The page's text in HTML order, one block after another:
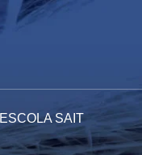
ESCOLA SAIT